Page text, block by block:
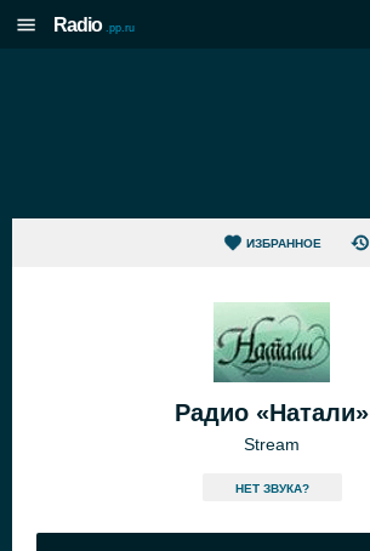
Radio .pp.ru
ИЗБРАННОЕ
Радио «Натали»
Stream
HЕТ ЗВУКА?